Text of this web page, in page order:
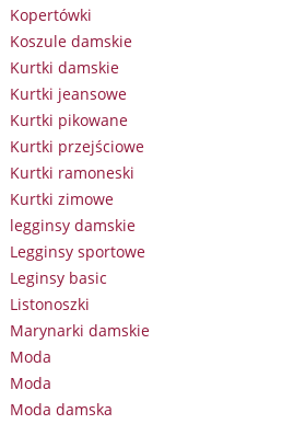
Kopertówki
Koszule damskie
Kurtki damskie
Kurtki jeansowe
Kurtki pikowane
Kurtki przejściowe
Kurtki ramoneski
Kurtki zimowe
legginsy damskie
Legginsy sportowe
Leginsy basic
Listonoszki
Marynarki damskie
Moda
Moda
Moda damska